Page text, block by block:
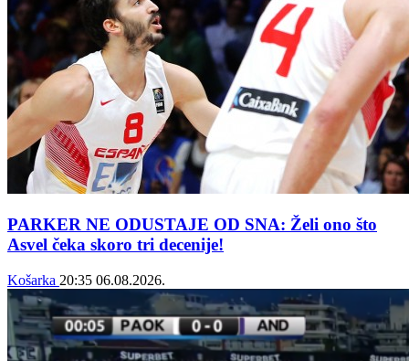
PARKER NE ODUSTAJE OD SNA: Želi ono što
Asvel čeka skoro tri decenije!
Košarka 20:35 06.08.2026.